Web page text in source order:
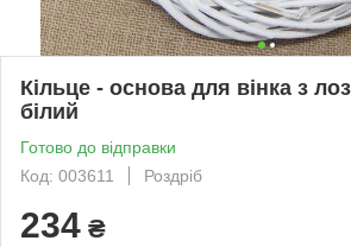
Кільце - основа для вінка з
білий
Готово до відправки
Код: 003611
Роздріб
234 ₴